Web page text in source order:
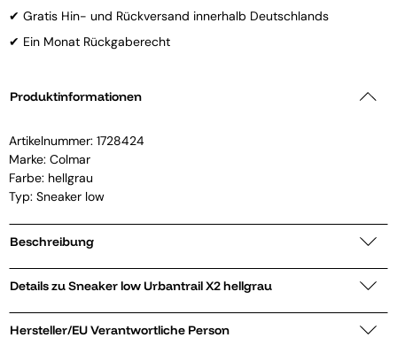
✔ Gratis Hin- und Rückversand innerhalb Deutschlands
✔ Ein Monat Rückgaberecht
Produktinformationen
Artikelnummer: 1728424
Marke: Colmar
Farbe: hellgrau
Typ: Sneaker low
Beschreibung
Details zu Sneaker low Urbantrail X2 hellgrau
Hersteller/EU Verantwortliche Person